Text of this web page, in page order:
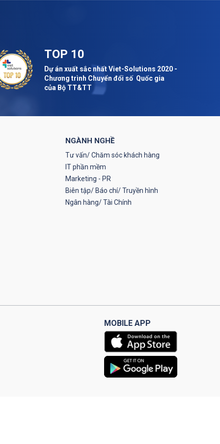
TOP 10
Dự án xuất sắc nhất Viet-Solutions 2020 -
Chương trình Chuyển đổi số Quốc gia
của Bộ TT&TT
NGÀNH NGHỀ
Tư vấn/ Chăm sóc khách hàng
IT phần mềm
Marketing - PR
Biên tập/ Báo chí/ Truyền hình
Ngân hàng/ Tài Chính
MOBILE APP